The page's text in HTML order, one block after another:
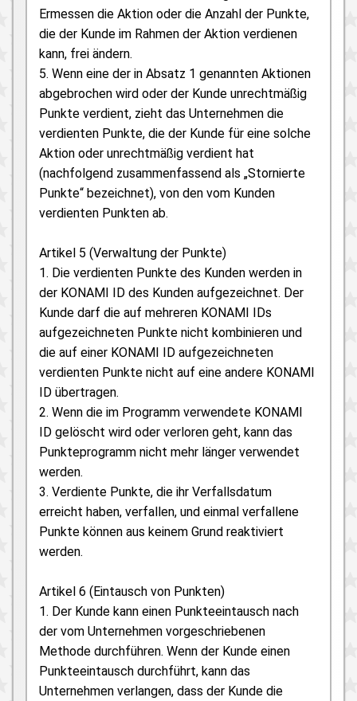
Ermessen die Aktion oder die Anzahl der Punkte,
die der Kunde im Rahmen der Aktion verdienen
kann, frei ändern.
5. Wenn eine der in Absatz 1 genannten Aktionen
abgebrochen wird oder der Kunde unrechtmäßig
Punkte verdient, zieht das Unternehmen die
verdienten Punkte, die der Kunde für eine solche
Aktion oder unrechtmäßig verdient hat
(nachfolgend zusammenfassend als „Stornierte
Punkte“ bezeichnet), von den vom Kunden
verdienten Punkten ab.
Artikel 5 (Verwaltung der Punkte)
1. Die verdienten Punkte des Kunden werden in
der KONAMI ID des Kunden aufgezeichnet. Der
Kunde darf die auf mehreren KONAMI IDs
aufgezeichneten Punkte nicht kombinieren und
die auf einer KONAMI ID aufgezeichneten
verdienten Punkte nicht auf eine andere KONAMI
ID übertragen.
2. Wenn die im Programm verwendete KONAMI
ID gelöscht wird oder verloren geht, kann das
Punkteprogramm nicht mehr länger verwendet
werden.
3. Verdiente Punkte, die ihr Verfallsdatum
erreicht haben, verfallen, und einmal verfallene
Punkte können aus keinem Grund reaktiviert
werden.
Artikel 6 (Eintausch von Punkten)
1. Der Kunde kann einen Punkteeintausch nach
der vom Unternehmen vorgeschriebenen
Methode durchführen. Wenn der Kunde einen
Punkteeintausch durchführt, kann das
Unternehmen verlangen, dass der Kunde die